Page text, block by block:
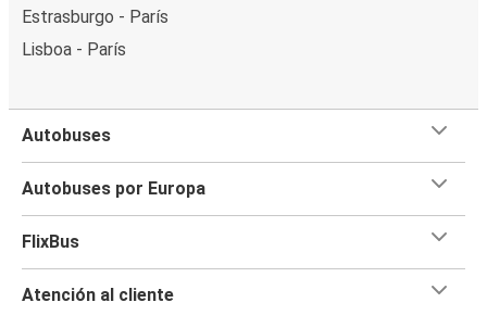
Estrasburgo - París
Lisboa - París
Autobuses
Autobuses por Europa
FlixBus
Atención al cliente